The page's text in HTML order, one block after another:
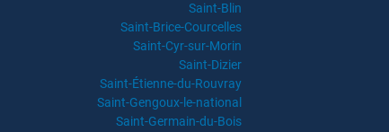
Saint-Blin
Saint-Brice-Courcelles
Saint-Cyr-sur-Morin
Saint-Dizier
Saint-Étienne-du-Rouvray
Saint-Gengoux-le-national
Saint-Germain-du-Bois